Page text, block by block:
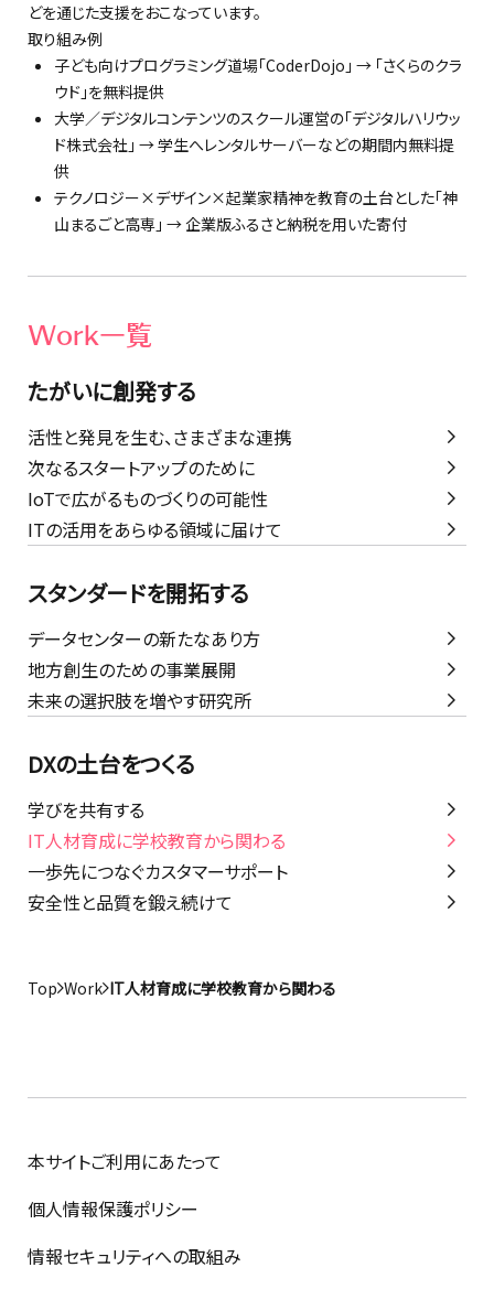
どを通じた支援をおこなっています。
取り組み例
子ども向けプログラミング道場「CoderDojo」 → 「さくらのクラ
ウド」を無料提供
大学／デジタルコンテンツのスクール運営の「デジタルハリウッ
ド株式会社」 → 学生へレンタルサーバーなどの期間内無料提
供
テクノロジー×デザイン×起業家精神を教育の土台とした「神
山まるごと高専」 → 企業版ふるさと納税を用いた寄付
Work一覧
たがいに創発する
活性と発見を生む、さまざまな連携
次なるスタートアップのために
IoTで広がるものづくりの可能性
ITの活用をあらゆる領域に届けて
スタンダードを開拓する
データセンターの新たなあり方
地方創生のための事業展開
未来の選択肢を増やす研究所
DXの土台をつくる
学びを共有する
IT人材育成に学校教育から関わる
一歩先につなぐカスタマーサポート
安全性と品質を鍛え続けて
Top Work IT人材育成に学校教育から関わる
本サイトご利用にあたって
個人情報保護ポリシー
情報セキュリティへの取組み